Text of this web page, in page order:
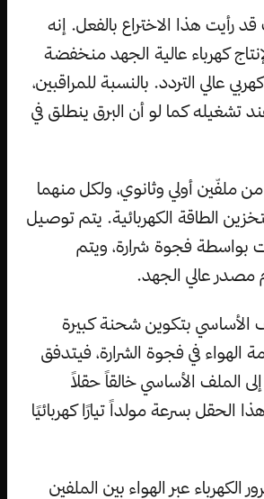
رأيت هذا الاختراع بالفعل. إنه
كهرباء عالية الجهد منخفضة
كهربي عالي التردد. بالنسبة للمراقبين،
تشغيله كما لو أن البرق ينطلق في
ملفّين أولي وثانوي، ولكل منهما
الطاقة الكهربائية. يتم توصيل
بواسطة فجوة شرارة، ويتم
مصدر عالي الجهد.
الأساسي بتكوين شحنة كبيرة
الهواء في فجوة الشرارة، فيتدفق
الملف الأساسي خالقاً حقلاً
الحقل بسرعة مولداً تيارًا كهربائيًا
الكهرباء عبر الهواء بين الملفين